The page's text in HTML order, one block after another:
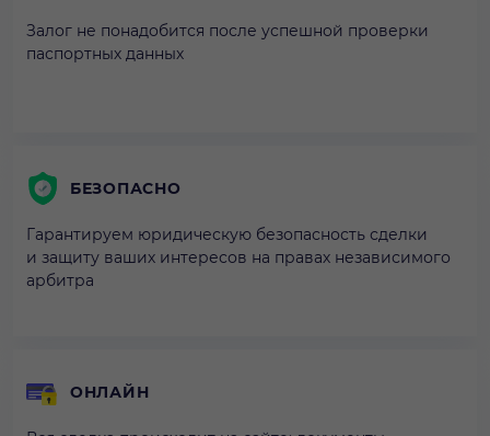
Залог не понадобится после успешной проверки
паспортных данных
БЕЗОПАСНО
Гарантируем юридическую безопасность сделки
и защиту ваших интересов на правах независимого
арбитра
ОНЛАЙН